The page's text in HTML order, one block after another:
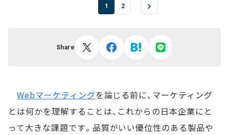
1 2
Share
Webマーケティングを論じる前に、マーケティング
とは何かを理解することは、これからの日本企業にと
って大きな課題です。品質がいい優位性のある製品や